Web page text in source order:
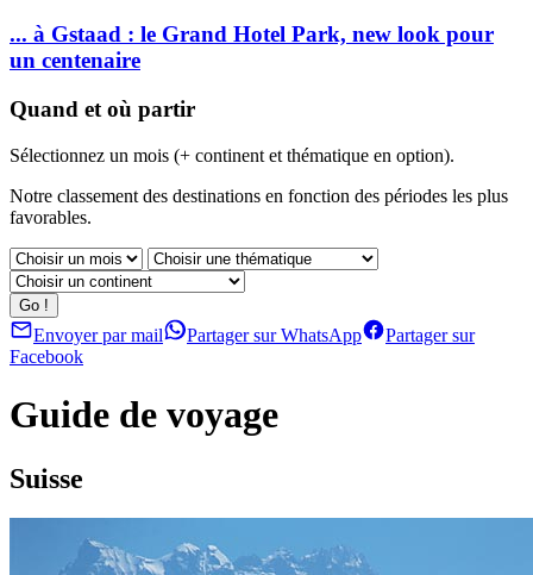
... à Gstaad : le Grand Hotel Park, new look pour
un centenaire
Quand et où partir
Sélectionnez un mois (+ continent et thématique en option).
Notre classement des destinations en fonction des périodes les plus
favorables.
Envoyer par mail Partager sur WhatsApp
Partager sur
Facebook
Guide de voyage
Suisse